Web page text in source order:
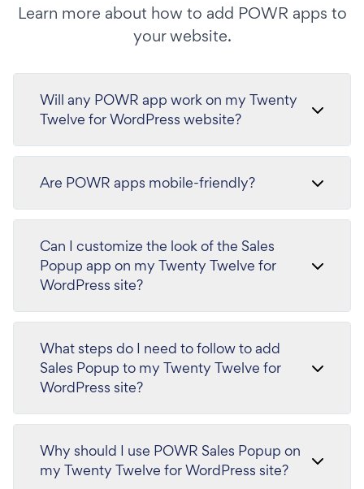
Learn more about how to add POWR apps to
your website.
Will any POWR app work on my Twenty
Twelve for WordPress website?
Are POWR apps mobile-friendly?
Can I customize the look of the Sales
Popup app on my Twenty Twelve for
WordPress site?
What steps do I need to follow to add
Sales Popup to my Twenty Twelve for
WordPress site?
Why should I use POWR Sales Popup on
my Twenty Twelve for WordPress site?